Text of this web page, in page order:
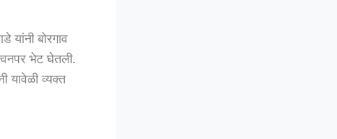
बोरगाव
भेट घेतली.
यावेळी व्यक्त